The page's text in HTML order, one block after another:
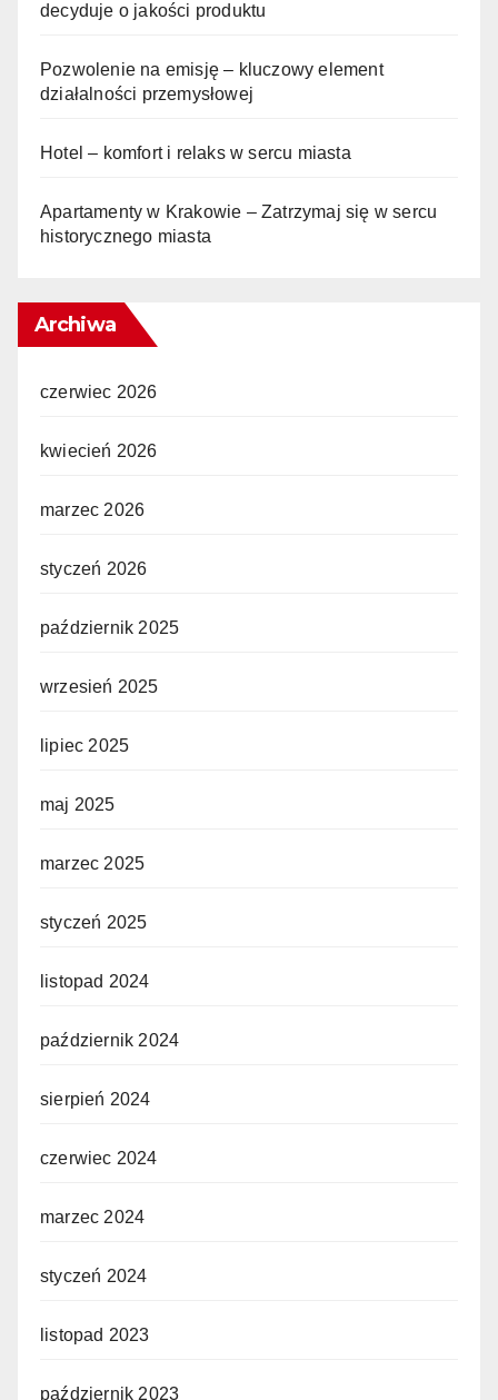
decyduje o jakości produktu
Pozwolenie na emisję – kluczowy element
działalności przemysłowej
Hotel – komfort i relaks w sercu miasta
Apartamenty w Krakowie – Zatrzymaj się w sercu
historycznego miasta
Archiwa
czerwiec 2026
kwiecień 2026
marzec 2026
styczeń 2026
październik 2025
wrzesień 2025
lipiec 2025
maj 2025
marzec 2025
styczeń 2025
listopad 2024
październik 2024
sierpień 2024
czerwiec 2024
marzec 2024
styczeń 2024
listopad 2023
październik 2023